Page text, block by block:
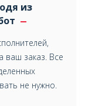
из
ваш заказ. Все
не нужно.